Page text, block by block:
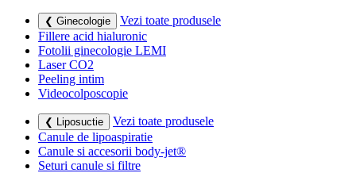
❮ Ginecologie
Vezi toate produsele
Fillere acid hialuronic
Fotolii ginecologie LEMI
Laser CO2
Peeling intim
Videocolposcopie
❮ Liposuctie
Vezi toate produsele
Canule de lipoaspiratie
Canule si accesorii body-jet®
Seturi canule si filtre